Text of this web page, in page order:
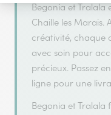
Begonia et Tralala
Chaille les Marais.
créativité, chaque
avec soin pour
précieux. Passez
ligne pour une
Begonia et